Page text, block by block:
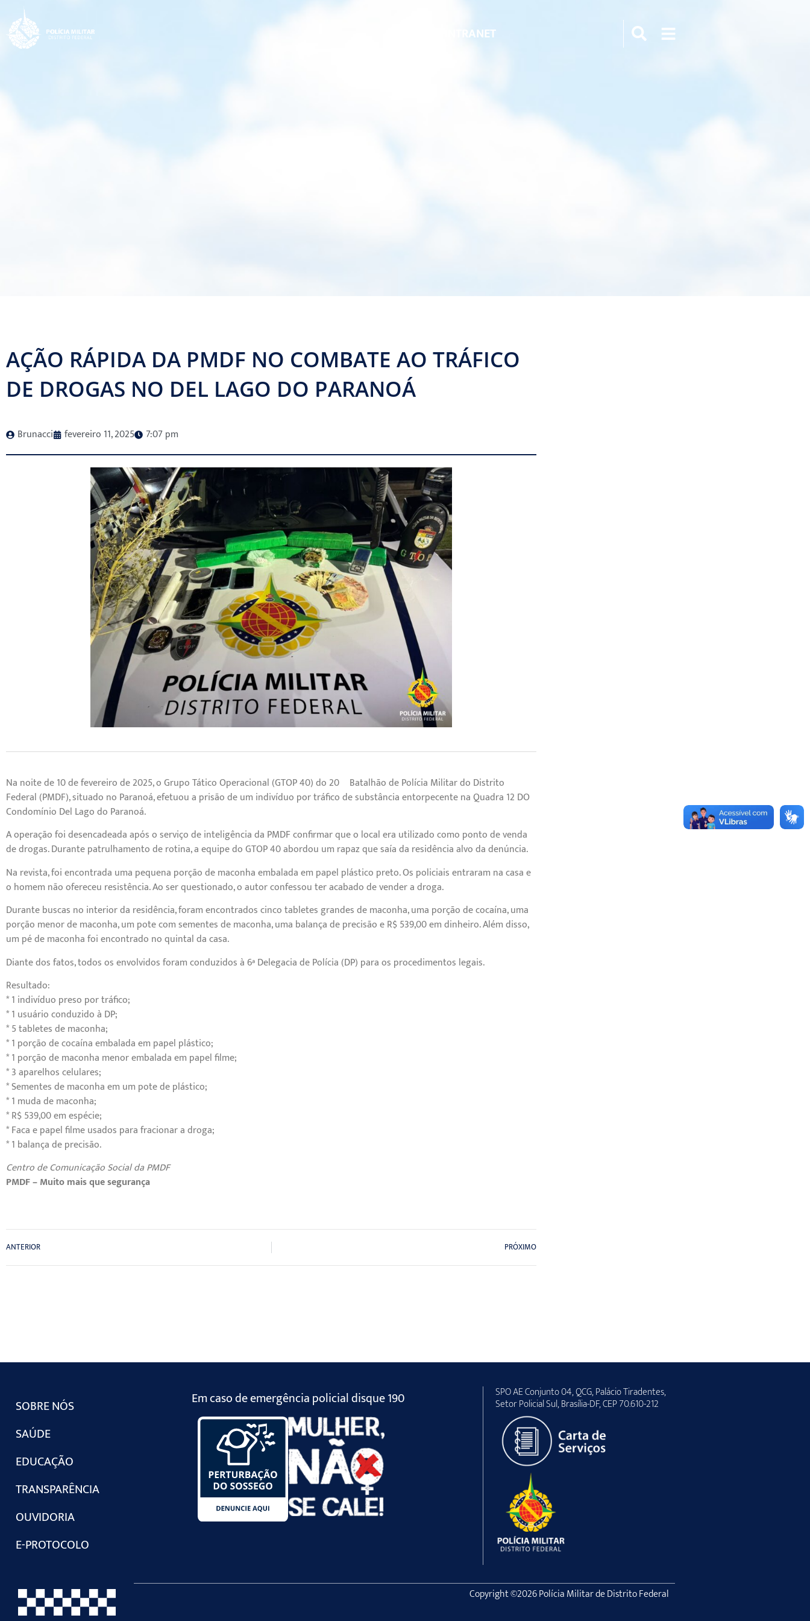
INTRANET
AÇÃO RÁPIDA DA PMDF NO COMBATE AO TRÁFICO
DE DROGAS NO DEL LAGO DO PARANOÁ
Brunacci fevereiro 11, 2025 7:07 pm
Na noite de 10 de fevereiro de 2025, o Grupo Tático Operacional (GTOP 40) do 20º Batalhão de Polícia Militar do Distrito
Federal (PMDF), situado no Paranoá, efetuou a prisão de um indivíduo por tráfico de substância entorpecente na Quadra 12 DO
Condomínio Del Lago do Paranoá.
A operação foi desencadeada após o serviço de inteligência da PMDF confirmar que o local era utilizado como ponto de venda
de drogas. Durante patrulhamento de rotina, a equipe do GTOP 40 abordou um rapaz que saía da residência alvo da denúncia.
Na revista, foi encontrada uma pequena porção de maconha embalada em papel plástico preto. Os policiais entraram na casa e
o homem não ofereceu resistência. Ao ser questionado, o autor confessou ter acabado de vender a droga.
Durante buscas no interior da residência, foram encontrados cinco tabletes grandes de maconha, uma porção de cocaína, uma
porção menor de maconha, um pote com sementes de maconha, uma balança de precisão e R$ 539,00 em dinheiro. Além disso,
um pé de maconha foi encontrado no quintal da casa.
Diante dos fatos, todos os envolvidos foram conduzidos à 6ª Delegacia de Polícia (DP) para os procedimentos legais.
Resultado:
* 1 indivíduo preso por tráfico;
* 1 usuário conduzido à DP;
* 5 tabletes de maconha;
* 1 porção de cocaína embalada em papel plástico;
* 1 porção de maconha menor embalada em papel filme;
* ️3 aparelhos celulares;
* Sementes de maconha em um pote de plástico;
* 1 muda de maconha;
* R$ 539,00 em espécie;
* Faca e papel filme usados para fracionar a droga;
* 1 balança de precisão.
Centro de Comunicação Social da PMDF
PMDF – Muito mais que segurança
ANTERIOR PRÓXIMO
SOBRE NÓS
SAÚDE
EDUCAÇÃO
TRANSPARÊNCIA
OUVIDORIA
E-PROTOCOLO
Em caso de emergência policial disque 190 SPO AE Conjunto 04, QCG, Palácio Tiradentes,
Setor Policial Sul, Brasília-DF, CEP 70.610-212
Copyright ©2026 Polícia Militar de Distrito Federal